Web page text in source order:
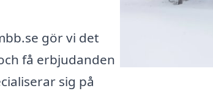
gör vi det
få erbjudanden
sig på